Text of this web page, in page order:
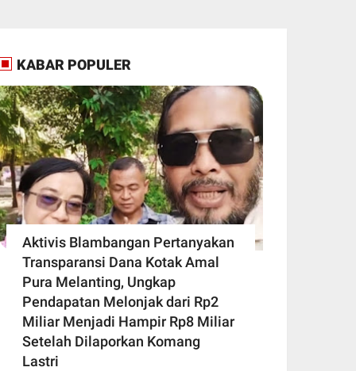
KABAR POPULER
Aktivis Blambangan Pertanyakan
Transparansi Dana Kotak Amal
Pura Melanting, Ungkap
Pendapatan Melonjak dari Rp2
Miliar Menjadi Hampir Rp8 Miliar
Setelah Dilaporkan Komang
Lastri